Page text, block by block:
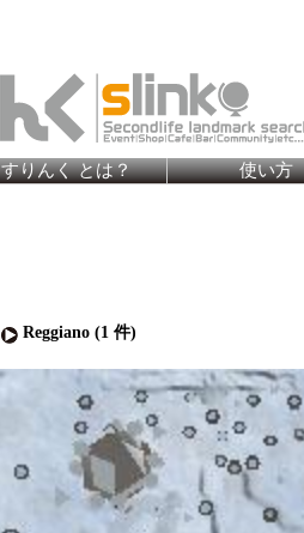
すりんく とは？ 使い方
Reggiano (1 件)